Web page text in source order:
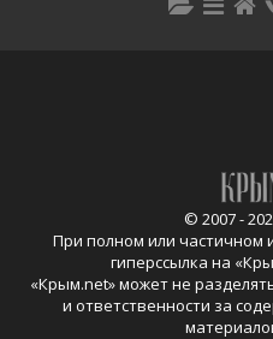
© 2007 -
При полном или частичном
гиперссылка на «
«Крым.net» может не
и ответственности за